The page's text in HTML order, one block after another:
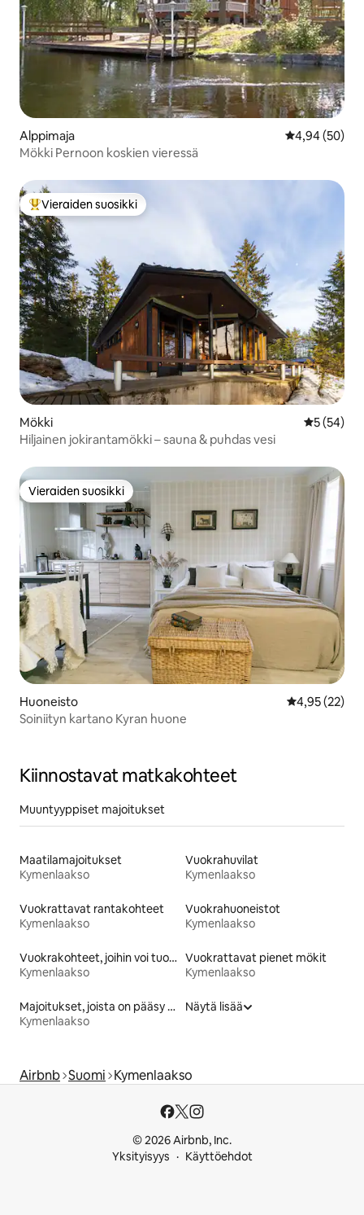
Alppimaja
4,94 (50)
Mökki Pernoon koskien vieressä
Vieraiden suosikkien parhaimmistoa
Vieraiden suosikki
Mökki
5 (54)
Hiljainen jokirantamökki – sauna & puhdas vesi
Vieraiden suosikki
Vieraiden suosikki
Huoneisto
4,95 (22)
Soiniityn kartano Kyran huone
Kiinnostavat matkakohteet
Muuntyyppiset majoitukset
Maatilamajoitukset
Kymenlaakso
Vuokrahuvilat
Kymenlaakso
Vuokrattavat rantakohteet
Kymenlaakso
Vuokrahuoneistot
Kymenlaakso
Vuokrakohteet, joihin voi tuoda lemmikin
Kymenlaakso
Vuokrattavat pienet mökit
Kymenlaakso
Majoitukset, joista on pääsy rannalle
Kymenlaakso
Näytä lisää
Airbnb Suomi Kymenlaakso
© 2026 Airbnb, Inc.
Yksityisyys
Käyttöehdot